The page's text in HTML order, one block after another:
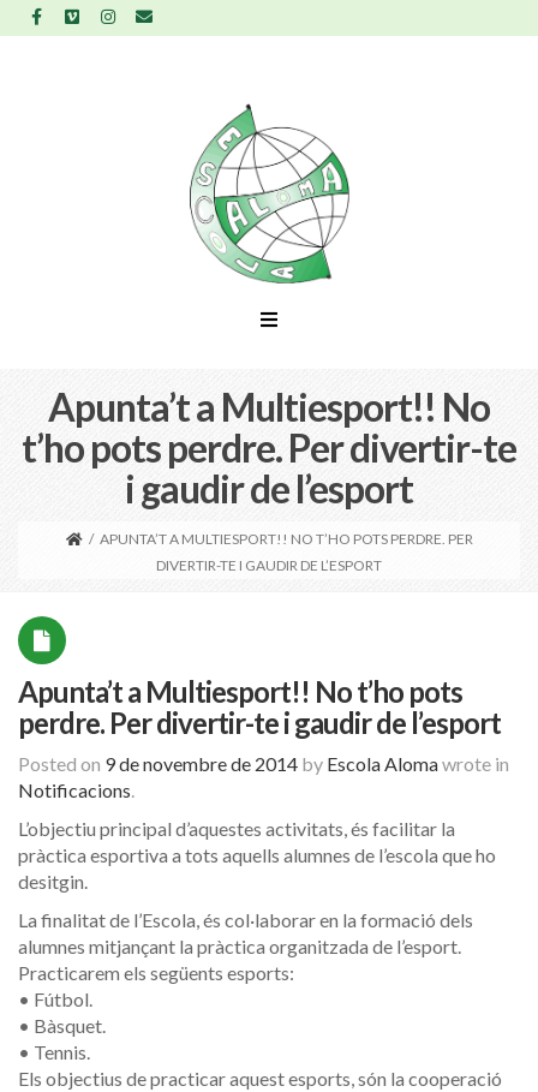
Apunta’t a Multiesport!! No
t’ho pots perdre. Per divertir-te
i gaudir de l’esport
/ APUNTA’T A MULTIESPORT!! NO T’HO POTS PERDRE. PER
DIVERTIR-TE I GAUDIR DE L’ESPORT
Apunta’t a Multiesport!! No t’ho pots
perdre. Per divertir-te i gaudir de l’esport
Posted on 9 de novembre de 2014 by Escola Alomawrote in
Notificacions.
L’objectiu principal d’aquestes activitats, és facilitar la
pràctica esportiva a tots aquells alumnes de l’escola que ho
desitgin.
La finalitat de l’Escola, és col·laborar en la formació dels
alumnes mitjançant la pràctica organitzada de l’esport.
Practicarem els següents esports:
• Fútbol.
• Bàsquet.
• Tennis.
Els objectius de practicar aquest esports, són la cooperació